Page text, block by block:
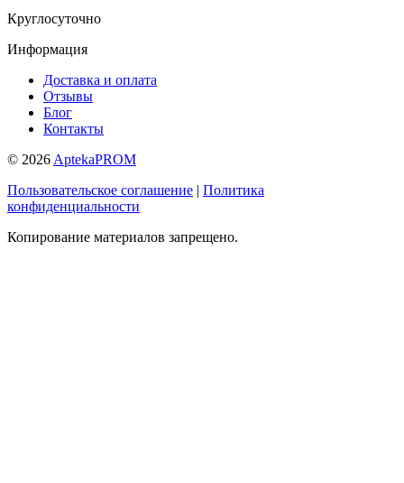
Круглосуточно
Информация
Доставка и оплата
Отзывы
Блог
Контакты
© 2026 AptekaPROM
Пользовательское соглашение | Политика
конфиденциальности
Копирование материалов запрещено.